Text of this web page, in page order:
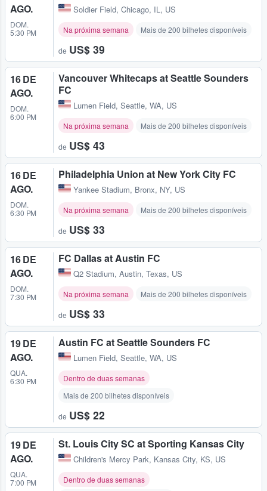
AGO.
DOM.
5:30 PM
Soldier Field, Chicago, IL, US
Na próxima semana Mais de 200 bilhetes disponíveis
de US$ 39
16 DE
AGO.
DOM.
6:00 PM
Vancouver Whitecaps at Seattle Sounders
FC
Lumen Field, Seattle, WA, US
Na próxima semana Mais de 200 bilhetes disponíveis
de US$ 43
16 DE
AGO.
DOM.
6:30 PM
Philadelphia Union at New York City FC
Yankee Stadium, Bronx, NY, US
Na próxima semana Mais de 200 bilhetes disponíveis
de US$ 33
16 DE
AGO.
DOM.
7:30 PM
FC Dallas at Austin FC
Q2 Stadium, Austin, Texas, US
Na próxima semana Mais de 200 bilhetes disponíveis
de US$ 33
19 DE
AGO.
QUA.
6:30 PM
Austin FC at Seattle Sounders FC
Lumen Field, Seattle, WA, US
Dentro de duas semanas
Mais de 200 bilhetes disponíveis
de US$ 22
19 DE
AGO.
QUA.
7:00 PM
St. Louis City SC at Sporting Kansas City
Children's Mercy Park, Kansas City, KS, US
Dentro de duas semanas